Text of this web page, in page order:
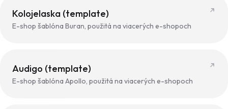
Kolojelaska (template)
E-shop šablóna Buran, použitá na viacerých e-shopoch
Audigo (template)
E-shop šablóna Apollo, použitá na viacerých e-shopoch